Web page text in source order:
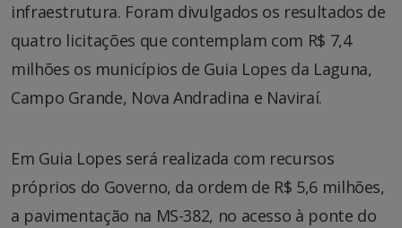
infraestrutura. Foram divulgados os resultados de
quatro licitações que contemplam com R$ 7,4
milhões os municípios de Guia Lopes da Laguna,
Campo Grande, Nova Andradina e Naviraí.
Em Guia Lopes será realizada com recursos
próprios do Governo, da ordem de R$ 5,6 milhões,
a pavimentação na MS-382, no acesso à ponte do